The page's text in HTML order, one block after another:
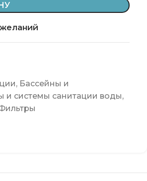
, Бассейны и
и системы санитации воды,